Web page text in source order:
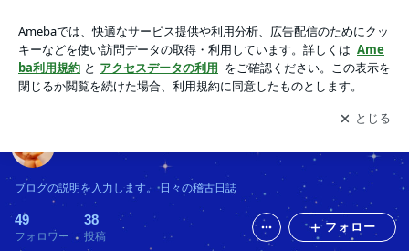
アプリをダウンロードして ブログの更新通知
を受け取りまし
ょう。
開く
ブログの説明を入力します。 日々の稽古日誌
49
フォロワー
38
投稿
フォロー